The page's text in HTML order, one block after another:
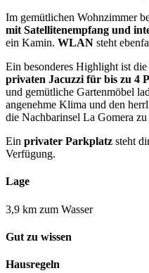
Im gemütlichen Wohnzimmer
mit Satellitenempfang und
ein Kamin. WLAN steht
Ein besonderes Highlight ist
privaten Jacuzzi für bis zu 4
und gemütliche Gartenmöbel
angenehme Klima und den
die Nachbarinsel La Gomera zu
Ein privater Parkplatz steht
Verfügung.
Lage
3,9 km zum Wasser
Gut zu wissen
Hausregeln